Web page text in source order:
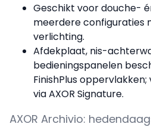
Geschikt voor douche-
meerdere configuraties
verlichting.
Afdekplaat, nis-
bedieningspanelen
FinishPlus
via AXOR Signature.
AXOR Archivio: